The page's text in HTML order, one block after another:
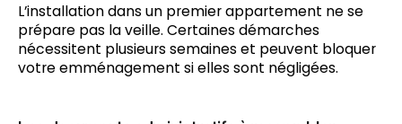
L’installation dans un premier appartement ne se
prépare pas la veille. Certaines démarches
nécessitent plusieurs semaines et peuvent bloquer
votre emménagement si elles sont négligées.